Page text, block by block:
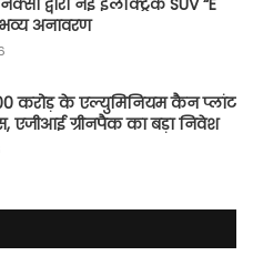
भव्य अनावरण
करोड़ के एल्युमिनियम कैन प्लांट
एजीआई ग्रीनपैक का बड़ा निवेश